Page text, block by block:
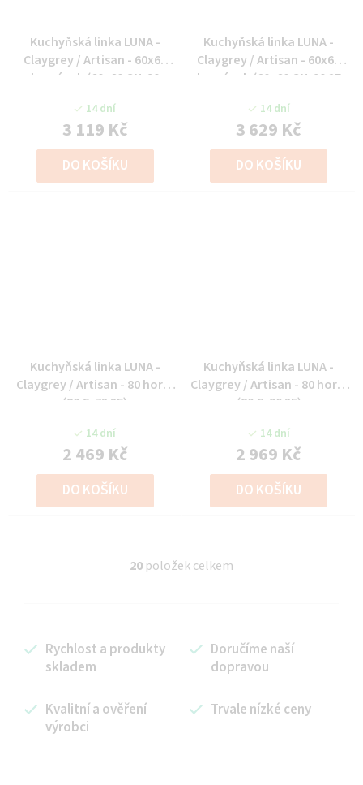
Kuchyňská linka LUNA -
Claygrey / Artisan - 60x60
horní roh (60x60 GN-90
14 dní
3 119 Kč
DO KOŠÍKU
Kuchyňská linka LUNA -
Claygrey / Artisan - 60x60
horní roh (60x60 GN-90 2F
14 dní
3 629 Kč
DO KOŠÍKU
Kuchyňská linka LUNA -
Claygrey / Artisan - 80 horní
(80 G-72 2F)
14 dní
2 469 Kč
DO KOŠÍKU
Kuchyňská linka LUNA -
Claygrey / Artisan - 80 horní
(80 G-90 2F)
14 dní
2 969 Kč
DO KOŠÍKU
O
20 položek celkem
Rychlost a produkty
skladem
Doručíme naší
dopravou
Kvalitní a ověření
výrobci
Trvale nízké ceny